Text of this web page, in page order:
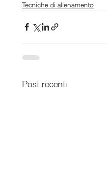
Tecniche di allenamento
Post recenti